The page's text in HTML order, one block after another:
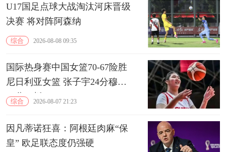
U17国足点球大战淘汰河床晋级
决赛 将对阵阿森纳
综合 2026-08-08 09:35
国际热身赛中国女篮70-67险胜
尼日利亚女篮 张子宇24分穆萨
15分10板
综合 2026-08-07 21:23
因凡蒂诺狂喜：阿根廷肉麻“保
皇” 欧足联态度仍强硬